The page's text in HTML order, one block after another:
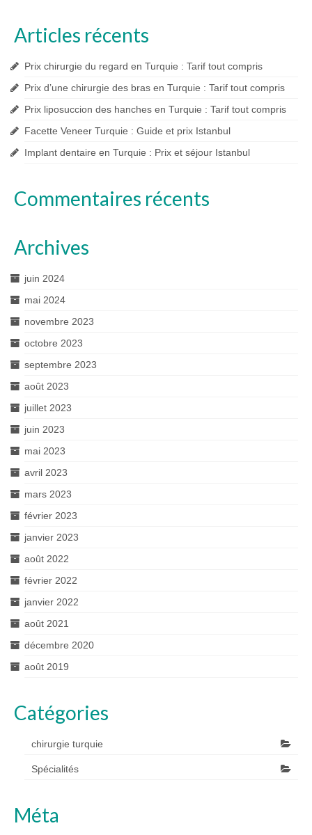
Articles récents
Prix chirurgie du regard en Turquie : Tarif tout compris
Prix d’une chirurgie des bras en Turquie : Tarif tout compris
Prix liposuccion des hanches en Turquie : Tarif tout compris
Facette Veneer Turquie : Guide et prix Istanbul
Implant dentaire en Turquie : Prix et séjour Istanbul
Commentaires récents
Archives
juin 2024
mai 2024
novembre 2023
octobre 2023
septembre 2023
août 2023
juillet 2023
juin 2023
mai 2023
avril 2023
mars 2023
février 2023
janvier 2023
août 2022
février 2022
janvier 2022
août 2021
décembre 2020
août 2019
Catégories
chirurgie turquie
Spécialités
Méta